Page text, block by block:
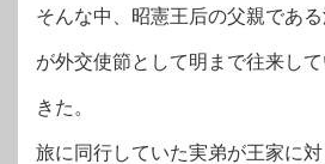
そんな中、昭憲王后の父親である
が外交使節として明まで往来し
きた。
旅に同行していた実弟が王家に